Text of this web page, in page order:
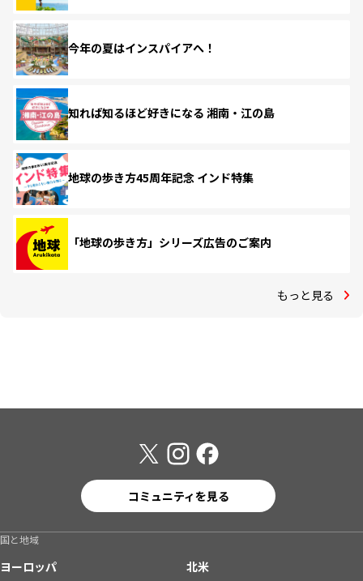
今年の夏はインスパイアへ！
知れば知るほど好きになる 湘南・江の島
地球の歩き方45周年記念 インド特集
「地球の歩き方」シリーズ広告のご案内
もっと見る
コミュニティを見る
国と地域
ヨーロッパ
北米